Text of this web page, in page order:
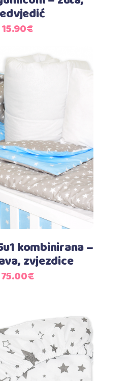
15.90€
u košaricu
kombinirana –
zvjezdice
75.00€